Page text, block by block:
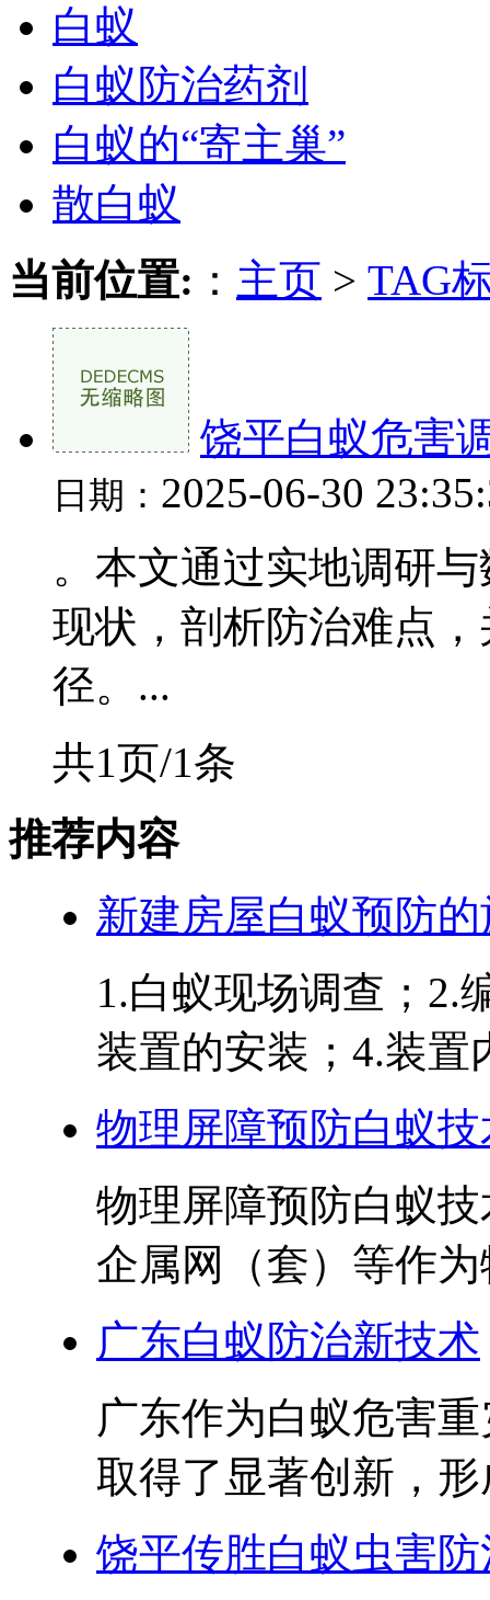
白蚁
白蚁防治药剂
白蚁的“寄主巢”
散白蚁
当前位置: ： 主页 > TAG
饶平白蚁危害
日期： 2025-06-30
。本文通过实地调研
现状，剖析防治难点
径。...
共1页/1条
推荐内容
新建房屋白蚁预防
1.白蚁现场调查；2.
装置的安装；4.装置
物理屏障预防白蚁技
物理屏障预防白蚁
企属网（套）等作
广东白蚁防治新技术
广东作为白蚁危害
取得了显著创新，
饶平传胜白蚁虫害